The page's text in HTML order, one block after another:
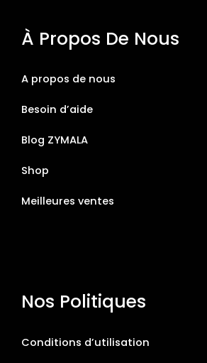
À Propos De Nous
A propos de nous
Besoin d’aide
Blog ZYMALA
Shop
Meilleures ventes
Nos Politiques
Conditions d’utilisation